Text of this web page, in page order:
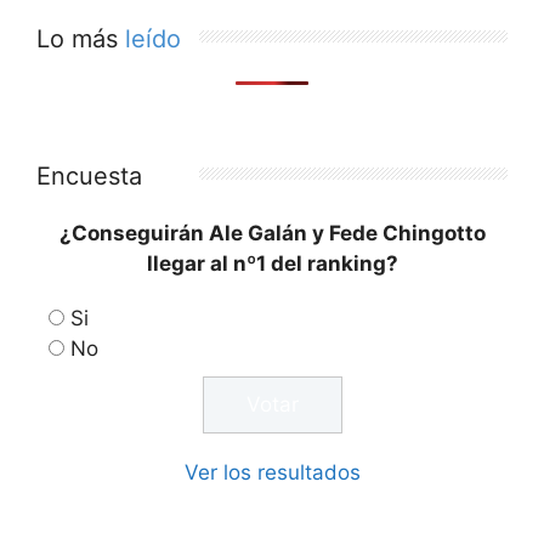
Lo más leído
Encuesta
¿Conseguirán Ale Galán y Fede Chingotto
llegar al nº1 del ranking?
Si
No
Ver los resultados